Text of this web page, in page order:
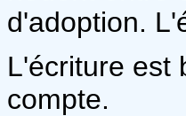
d'adoption.
L'écriture est
compte.